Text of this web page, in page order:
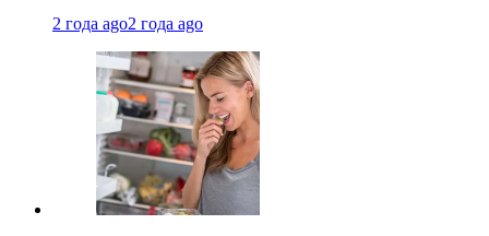
2 года ago2 года ago